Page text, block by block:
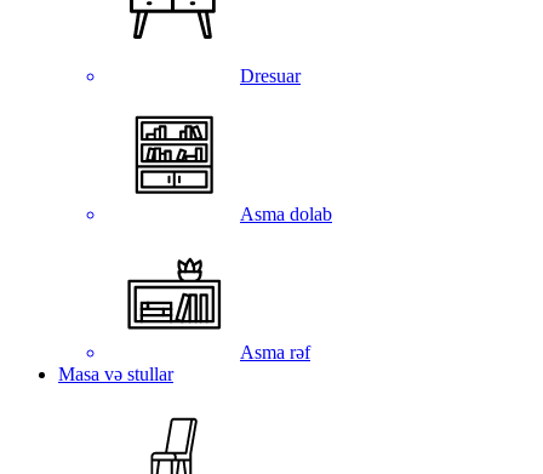
Dresuar
Asma dolab
Asma rəf
Masa və stullar